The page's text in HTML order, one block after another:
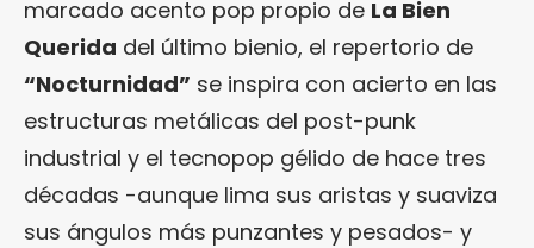
marcado acento pop propio de La Bien
Querida del último bienio, el repertorio de
“Nocturnidad” se inspira con acierto en las
estructuras metálicas del post-punk
industrial y el tecnopop gélido de hace tres
décadas -aunque lima sus aristas y suaviza
sus ángulos más punzantes y pesados- y